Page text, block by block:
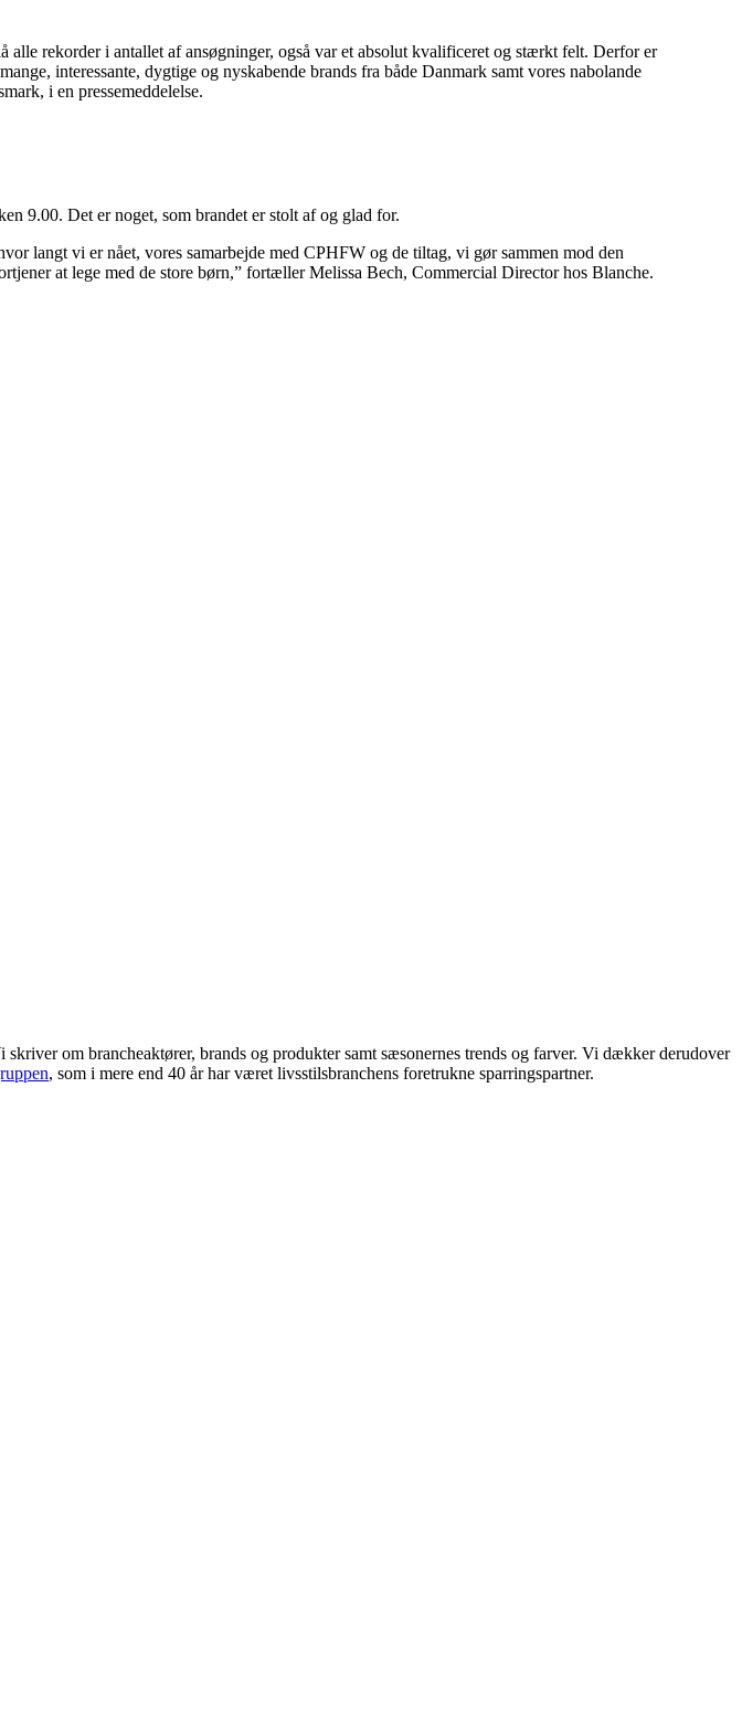
rekorder i antallet af ansøgninger, også var et absolut kvalificeret og stærkt felt. Derfor er
interessante, dygtige og nyskabende brands fra både Danmark samt vores nabolande
i en pressemeddelelse.
9.00. Det er noget, som brandet er stolt af og glad for.
langt vi er nået, vores samarbejde med CPHFW og de tiltag, vi gør sammen mod den
at lege med de store børn,” fortæller Melissa Bech, Commercial Director hos Blanche.
om brancheaktører, brands og produkter samt sæsonernes trends og farver. Vi dækker derudover
, som i mere end 40 år har været livsstilsbranchens foretrukne sparringspartner.